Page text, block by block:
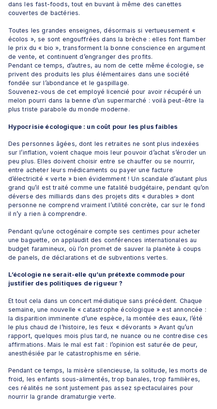
dans les fast-foods, tout en buvant à même des canettes
couvertes de bactéries.
Toutes les grandes enseignes, désormais si vertueusement «
écolos », se sont engouffrées dans la brèche : elles font flamber
le prix du « bio », transforment la bonne conscience en argument
de vente, et continuent d’engranger des profits.
Pendant ce temps, d’autres, au nom de cette même écologie, se
privent des produits les plus élémentaires dans une société
fondée sur l’abondance et le gaspillage.
Souvenez-vous de cet employé licencié pour avoir récupéré un
melon pourri dans la benne d’un supermarché : voilà peut-être la
plus triste parabole du monde moderne.
Hypocrisie écologique : un coût pour les plus faibles
Des personnes âgées, dont les retraites ne sont plus indexées
sur l’inflation, voient chaque mois leur pouvoir d’achat s’éroder un
peu plus. Elles doivent choisir entre se chauffer ou se nourrir,
entre acheter leurs médicaments ou payer une facture
d’électricité « verte » bien évidemment ! Un scandale d’autant plus
grand qu’il est traité comme une fatalité budgétaire, pendant qu’on
déverse des milliards dans des projets dits « durables » dont
personne ne comprend vraiment l’utilité concrète, car sur le fond
il n’y a rien à comprendre.
Pendant qu’une octogénaire compte ses centimes pour acheter
une baguette, on applaudit des conférences internationales au
budget faramineux, où l’on promet de sauver la planète à coups
de panels, de déclarations et de subventions vertes.
L’écologie ne serait-elle qu’un prétexte commode pour
justifier des politiques de rigueur ?
Et tout cela dans un concert médiatique sans précédent. Chaque
semaine, une nouvelle « catastrophe écologique » est annoncée :
la disparition imminente d’une espèce, la montée des eaux, l’été
le plus chaud de l’histoire, les feux « dévorants » Avant qu’un
rapport, quelques mois plus tard, ne nuance ou ne contredise ces
affirmations. Mais le mal est fait : l’opinion est saturée de peur,
anesthésiée par le catastrophisme en série.
Pendant ce temps, la misère silencieuse, la solitude, les morts de
froid, les enfants sous-alimentés, trop banales, trop familières,
ces réalités ne sont justement pas assez spectaculaires pour
nourrir la grande dramaturgie verte.